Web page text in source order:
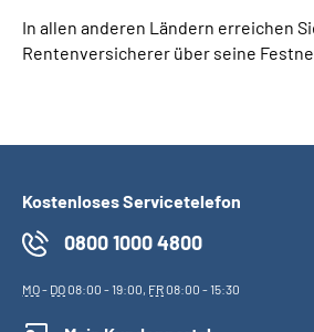
In allen anderen Ländern erreichen
Rentenversicherer über seine
Kostenloses Servicetelefon
0800 1000 4800
MO- DO08:00 - 19:00, FR08:00 - 15:30